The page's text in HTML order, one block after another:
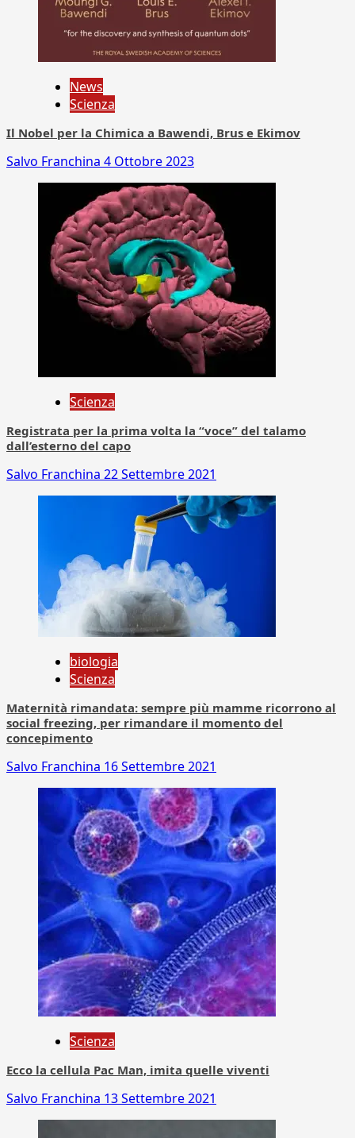
News
Scienza
Il Nobel per la Chimica a Bawendi, Brus e Ekimov
Salvo Franchina 4 Ottobre 2023
Scienza
Registrata per la prima volta la “voce” del talamo
dall’esterno del capo
Salvo Franchina 22 Settembre 2021
biologia
Scienza
Maternità rimandata: sempre più mamme ricorrono al
social freezing, per rimandare il momento del
concepimento
Salvo Franchina 16 Settembre 2021
Scienza
Ecco la cellula Pac Man, imita quelle viventi
Salvo Franchina 13 Settembre 2021